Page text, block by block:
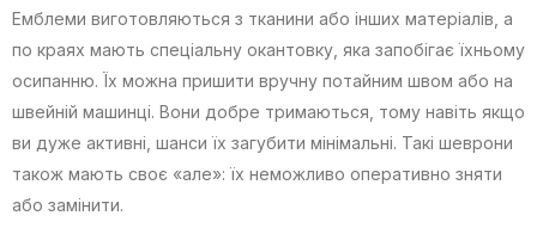
Емблеми виготовляються з тканини або інших матеріалів, а
по краях мають спеціальну окантовку, яка запобігає їхньому
осипанню. Їх можна пришити вручну потайним швом або на
швейній машинці. Вони добре тримаються, тому навіть якщо
ви дуже активні, шанси їх загубити мінімальні. Такі шеврони
також мають своє «але»: їх неможливо оперативно зняти
або замінити.